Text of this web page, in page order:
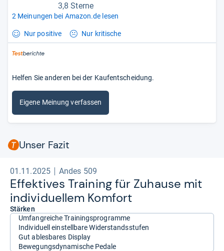
3,8 Sterne
2 Meinungen bei Amazon.de lesen
Nur positive Nur kritische
Helfen Sie anderen bei der Kaufentscheidung.
Eigene Meinung verfassen
Unser Fazit
01.11.2025 Andes 509
Effek­ti­ves Trai­ning für Zuhause mit
indi­vi­du­el­lem Kom­fort
Stärken
Umfangreiche Trainingsprogramme
Individuell einstellbare Widerstandsstufen
Gut ablesbares Display
Bewegungsdynamische Pedale